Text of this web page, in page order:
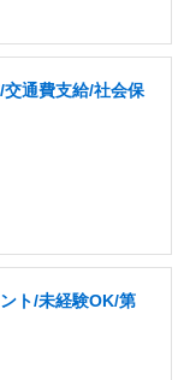
通費支給/社会保
ト/未経験OK/第